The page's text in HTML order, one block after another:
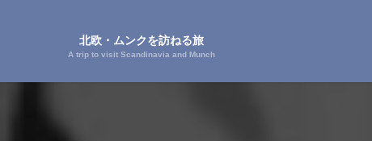
北欧・ムンクを訪ねる旅
A trip to visit Scandinavia and Munch